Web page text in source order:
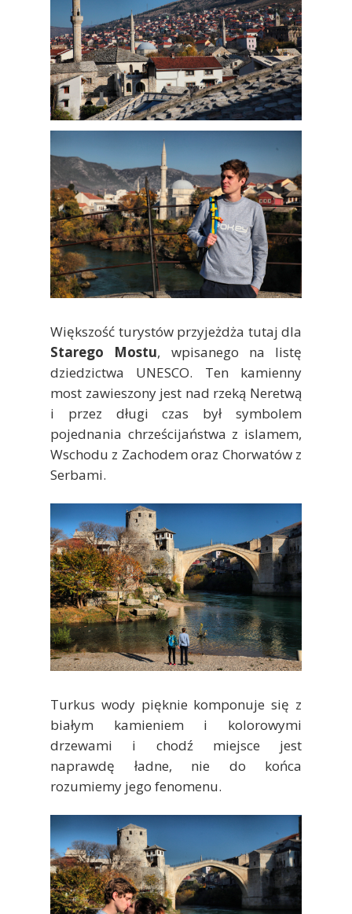
Większość turystów przyjeżdża tutaj dla
Starego Mostu, wpisanego na listę
dziedzictwa UNESCO. Ten kamienny
most zawieszony jest nad rzeką Neretwą
i przez długi czas był symbolem
pojednania chrześcijaństwa z islamem,
Wschodu z Zachodem oraz Chorwatów z
Serbami.
Turkus wody pięknie komponuje się z
białym kamieniem i kolorowymi
drzewami i chodź miejsce jest
naprawdę ładne, nie do końca
rozumiemy jego fenomenu.